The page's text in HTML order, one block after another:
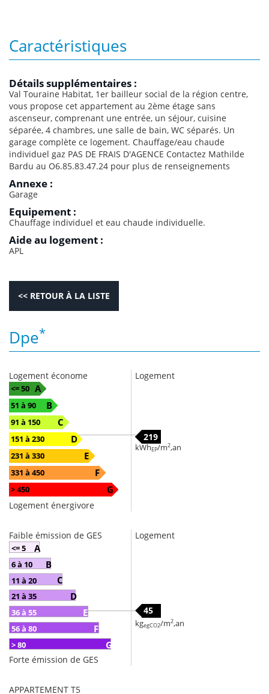
Caractéristiques
Détails supplémentaires :
Val Touraine Habitat, 1er bailleur social de la région centre,
vous propose cet appartement au 2ème étage sans
ascenseur, comprenant une entrée, un séjour, cuisine
séparée, 4 chambres, une salle de bain, WC séparés. Un
garage complète ce logement. Chauffage/eau chaude
individuel gaz PAS DE FRAIS D'AGENCE Contactez Mathilde
Bardu au O6.85.83.47.24 pour plus de renseignements
Annexe :
Garage
Equipement :
Chauffage individuel et eau chaude individuelle.
Aide au logement :
APL
<< RETOUR À LA LISTE
Dpe*
Logement économe
<= 50 A
51 à 90 B
91 à 150 C
151 à 230 D
231 à 330 E
331 à 450 F
> 450 G
Logement énergivore
Logement
219
kWhEP/m2,an
Faible émission de GES
<= 5 A
6 à 10 B
11 à 20 C
21 à 35 D
36 à 55 E
56 à 80 F
> 80 G
Forte émission de GES
Logement
45
kgegCO2/m2,an
APPARTEMENT T5